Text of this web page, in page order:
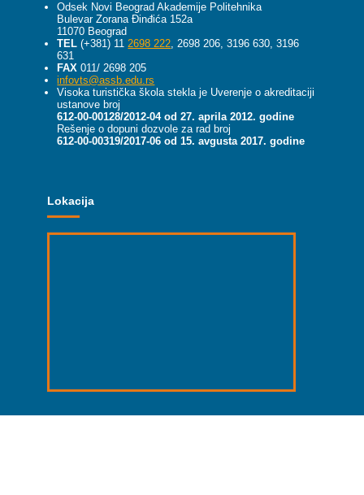
Odsek Novi Beograd Akademije Politehnika
Bulevar Zorana Đinđića 152a
11070 Beograd
TEL (+381) 112698 222, 2698 206, 3196 630, 3196
631
FAX 011/ 2698 205
infovts@assb.edu.rs
Visoka turistička škola stekla je Uverenje o akreditaciji
ustanove broj
612-00-00128/2012-04 od 27. aprila 2012. godine
Rešenje o dopuni dozvole za rad broj
612-00-00319/2017-06 od 15. avgusta 2017. godine
Lokacija